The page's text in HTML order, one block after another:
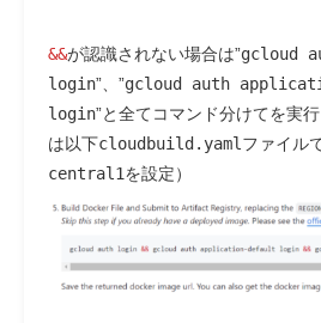
&&が認識されない場合は”gcloud
login”、”gcloud auth
login”と全てコマンド分けてを実
は以下cloudbuild.yaml ファイル
central1を設定）